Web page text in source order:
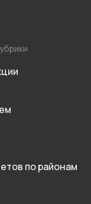
по районам